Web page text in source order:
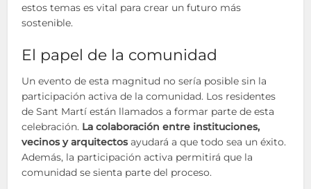
estos temas es vital para crear un futuro más
sostenible.
El papel de la comunidad
Un evento de esta magnitud no sería posible sin la
participación activa de la comunidad. Los residentes
de Sant Martí están llamados a formar parte de esta
celebración. La colaboración entre instituciones,
vecinos y arquitectosayudará a que todo sea un éxito.
Además, la participación activa permitirá que la
comunidad se sienta parte del proceso.